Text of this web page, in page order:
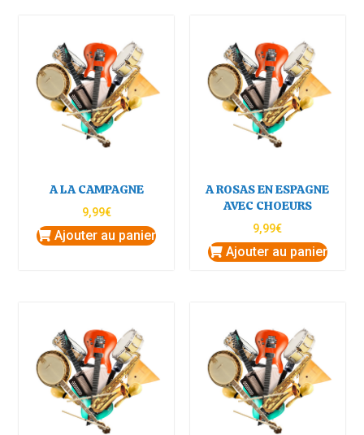
A LA CAMPAGNE
9,99€
Ajouter au panier
A ROSAS EN ESPAGNE
AVEC CHOEURS
9,99€
Ajouter au panier